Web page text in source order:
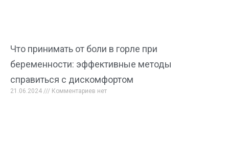
Что принимать от боли в горле при
беременности: эффективные методы
справиться с дискомфортом
21.06.2024 Комментариев нет